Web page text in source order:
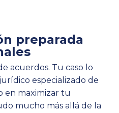
preparada
acuerdos. Tu caso lo
especializado de
en maximizar tu
mucho más allá de la